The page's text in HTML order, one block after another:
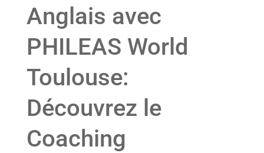
Anglais avec
PHILEAS World
Toulouse:
Découvrez le
Coaching